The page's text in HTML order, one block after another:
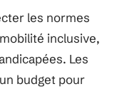
les normes
inclusive,
Les
budget pour